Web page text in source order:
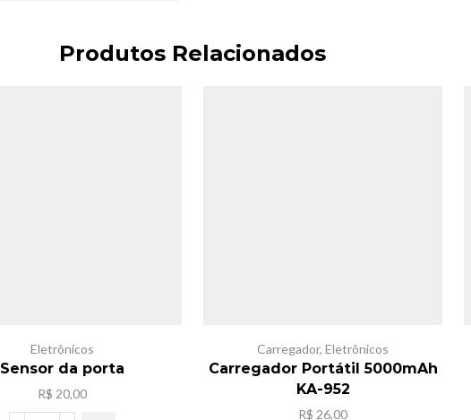
Produtos Relacionados
Eletrônicos
Sensor da porta
R$ 20,00
Carregador, Eletrônicos
Carregador Portátil 5000mAh
KA-952
R$ 26,00